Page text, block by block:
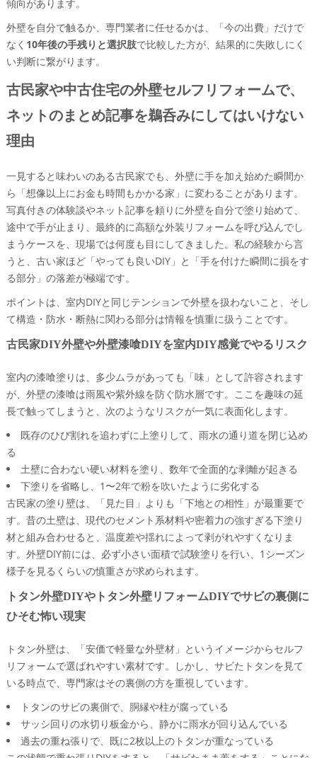
傾向があります。
外壁を自分で触るか、専門業者に任せるかは、「今の出費」だけで
なく 10年後の手残りと選択肢で比較した方が、結果的に失敗しにく
い判断に繋がります。
古民家や中古住宅の外壁セルフリフォームで、
ネットのまとめ記事を鵜呑みにしてはいけない
理由
一見すると味わいのある古民家でも、外壁に手を加え始めた瞬間か
ら「想像以上にお金も時間もかかる家」に変わることがあります。
写真付きの体験談やネット記事を頼りに外壁を自分で塗り始めて、
途中で手が止まり、最終的に高額な外装リフォームを呼び込んでし
まうケースを、現場では何度も目にしてきました。私の経験から言
うと、古い家ほど「やっても良いDIY」と「手を付けた瞬間に損をす
る部分」の落差が極端です。
ポイントは、室内DIYと同じテンションで外壁を扱わないこと、そし
て構造・防水・断熱に関わる部分は情報を慎重に扱うことです。
古民家DIY外壁や外壁漆喰DIYを室内DIY感覚でやるリスク
室内の漆喰塗りは、多少ムラがあっても「味」として許容されます
が、外壁の漆喰は雨風や紫外線を防ぐ防水層です。ここを趣味の延
長で触ってしまうと、次のようなリスクが一気に表面化します。
既存のひび割れを追わずに上塗りして、雨水の通り道を閉じ込め
る
土壁に合わない硬い材料を塗り、数年で全面的な剥離が起きる
下塗りを省略し、1〜2年で粉を吹いたように劣化する
古民家の塗り壁は、「見た目」よりも「下地との相性」が最重要で
す。昔の土壁は、現代のセメント系材料や密着力の強すぎる下塗り
材と組み合わせると、温度差や揺れによって剥がれやすくなりま
す。外壁DIY前には、必ず小さい面積で試験塗りを行い、1シーズン
様子を見るくらいの慎重さが求められます。
トタン外壁DIYやトタン外壁リフォームDIYでサビの裏側に
ひそむ怖い現実
トタン外壁は、「安価で軽量な外壁材」というイメージからセルフ
リフォームで選ばれやすい素材です。しかし、サビたトタンを見て
いる時点で、専門家はその裏側の方を重視しています。
トタンのサビの裏側で、胴縁や柱が腐っている
サッシ回りの水切り板金から、静かに雨水が回り込んでいる
過去の重ね張りで、既に2枚以上のトタンが重なっている